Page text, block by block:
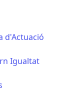
d'Actuació
Igualtat